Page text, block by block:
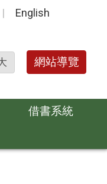
English
網站導覽
借書系統